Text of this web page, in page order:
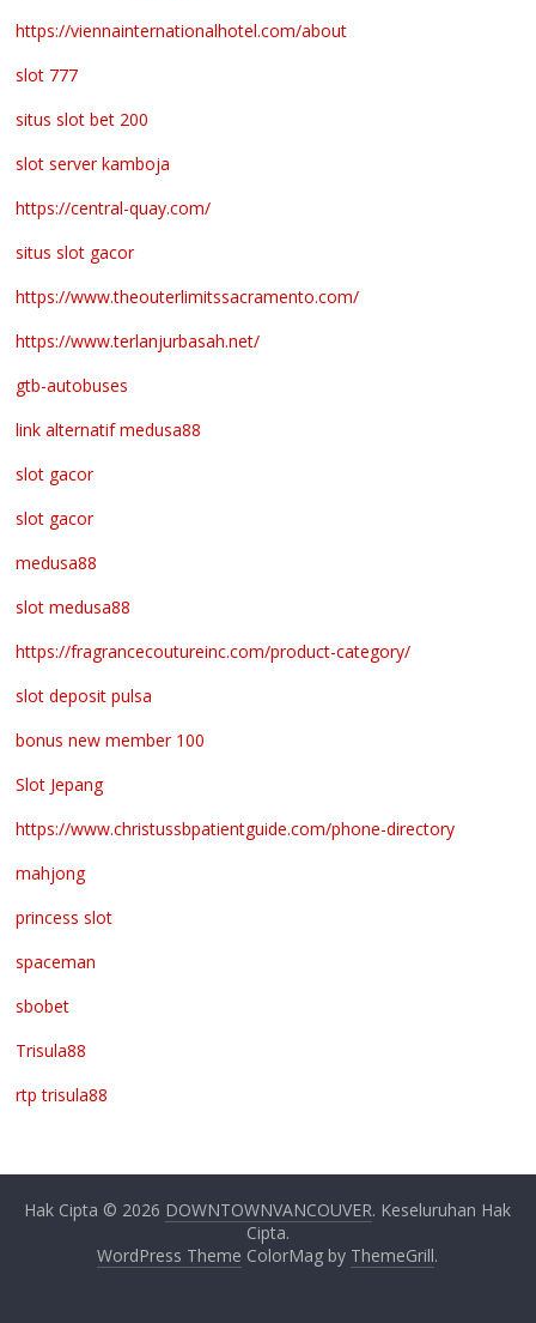
https://viennainternationalhotel.com/about
slot 777
situs slot bet 200
slot server kamboja
https://central-quay.com/
situs slot gacor
https://www.theouterlimitssacramento.com/
https://www.terlanjurbasah.net/
gtb-autobuses
link alternatif medusa88
slot gacor
slot gacor
medusa88
slot medusa88
https://fragrancecoutureinc.com/product-category/
slot deposit pulsa
bonus new member 100
Slot Jepang
https://www.christussbpatientguide.com/phone-directory
mahjong
princess slot
spaceman
sbobet
Trisula88
rtp trisula88
Hak Cipta © 2026 DOWNTOWNVANCOUVER. Keseluruhan Hak
Cipta.
WordPress Theme ColorMag by ThemeGrill.